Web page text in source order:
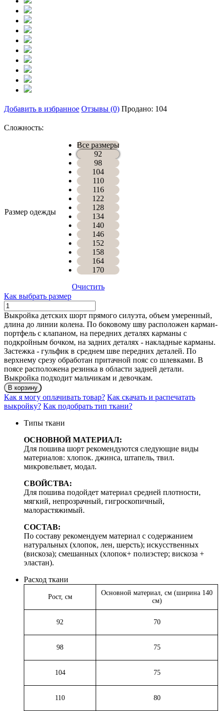
Добавить в избранное Отзывы (0) Продано: 104
Сложность:
Размер одежды
Все размеры
92
98
104
110
116
122
128
134
140
146
152
158
164
170
Очистить
Как выбрать размер
Количество
ШОРТЫ
ДЭВИД
Выкройка детских шорт прямого силуэта, объем умеренный,
длина до линии колена. По боковому шву расположен карман-
портфель с клапаном, на передних деталях карманы с
подкройным бочком, на задних деталях - накладные карманы.
Застежка - гульфик в среднем шве передних деталей. По
верхнему срезу обработан притачной пояс со шлевками. В
поясе расположена резинка в области задней детали.
Выкройка подходит мальчикам и девочкам.
В корзину
Как я могу оплачивать товар? Как скачать и распечатать
выкройку? Как подобрать тип ткани?
Типы ткани
ОСНОВНОЙ МАТЕРИАЛ:
Для пошива шорт рекомендуются следующие виды
материалов: хлопок. джинса, штапель, твил.
микровельвет, модал.
СВОЙСТВА:
Для пошива подойдет материал средней плотности,
мягкий, непрозрачный, гигроскопичный,
малорастяжимый.
СОСТАВ:
По составу рекомендуем материал с содержанием
натуральных (хлопок, лен, шерсть); искусственных
(вискоза); смешанных (хлопок+ полиэстер; вискоза +
эластан).
Расход ткани
Рост, см
Основной материал, см (ширина 140
см)
92 70
98 75
104 75
110 80